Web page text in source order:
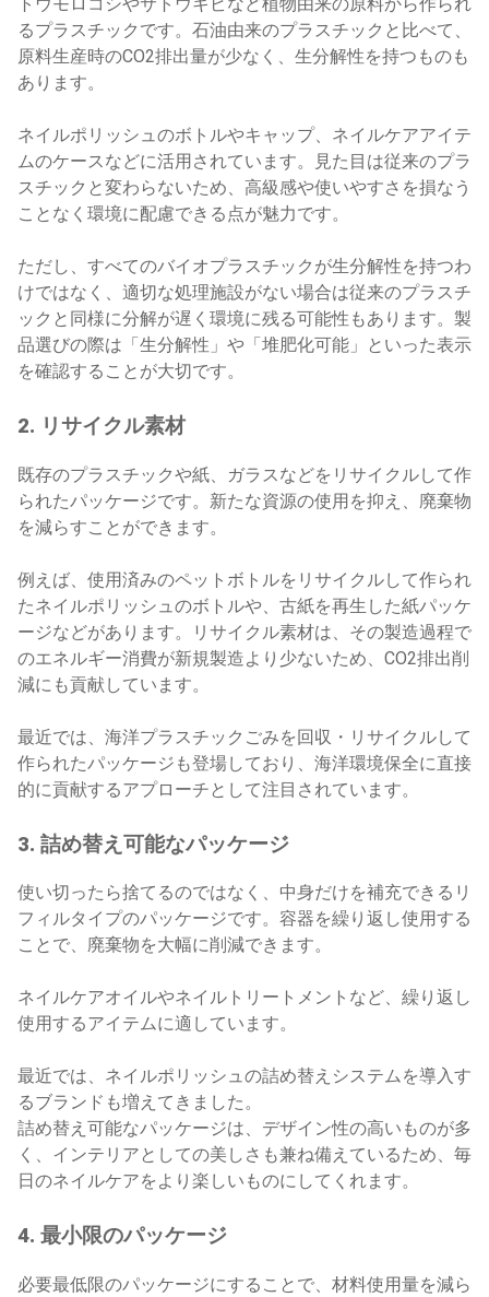
るプラスチックです。石油由来のプラスチックと比べて、
原料生産時のCO2排出量が少なく、生分解性を持つものも
あります。
ネイルポリッシュのボトルやキャップ、ネイルケアアイテ
ムのケースなどに活用されています。見た目は従来のプラ
スチックと変わらないため、高級感や使いやすさを損なう
ことなく環境に配慮できる点が魅力です。
ただし、すべてのバイオプラスチックが生分解性を持つわ
けではなく、適切な処理施設がない場合は従来のプラスチ
ックと同様に分解が遅く環境に残る可能性もあります。製
品選びの際は「生分解性」や「堆肥化可能」といった表示
を確認することが大切です。
2. リサイクル素材
既存のプラスチックや紙、ガラスなどをリサイクルして作
られたパッケージです。新たな資源の使用を抑え、廃棄物
を減らすことができます。
例えば、使用済みのペットボトルをリサイクルして作られ
たネイルポリッシュのボトルや、古紙を再生した紙パッケ
ージなどがあります。リサイクル素材は、その製造過程で
のエネルギー消費が新規製造より少ないため、CO2排出削
減にも貢献しています。
最近では、海洋プラスチックごみを回収・リサイクルして
作られたパッケージも登場しており、海洋環境保全に直接
的に貢献するアプローチとして注目されています。
3. 詰め替え可能なパッケージ
使い切ったら捨てるのではなく、中身だけを補充できるリ
フィルタイプのパッケージです。容器を繰り返し使用する
ことで、廃棄物を大幅に削減できます。
ネイルケアオイルやネイルトリートメントなど、繰り返し
使用するアイテムに適しています。
最近では、ネイルポリッシュの詰め替えシステムを導入す
るブランドも増えてきました。
詰め替え可能なパッケージは、デザイン性の高いものが多
く、インテリアとしての美しさも兼ね備えているため、毎
日のネイルケアをより楽しいものにしてくれます。
4. 最小限のパッケージ
必要最低限のパッケージにすることで、材料使用量を減ら